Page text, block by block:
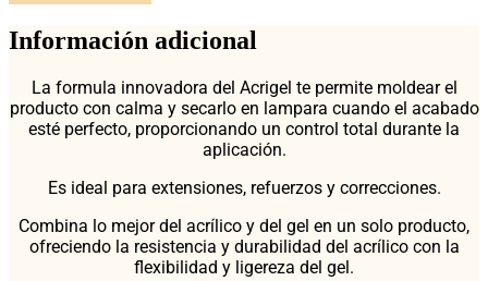
Tono
Nº
12
Pink
cantidad
Información adicional
La formula innovadora del Acrigel te permite moldear el
producto con calma y secarlo en lampara cuando el acabado
esté perfecto, proporcionando un control total durante la
aplicación.
Es ideal para extensiones, refuerzos y correcciones.
Combina lo mejor del acrílico y del gel en un solo producto,
ofreciendo la resistencia y durabilidad del acrílico con la
flexibilidad y ligereza del gel.